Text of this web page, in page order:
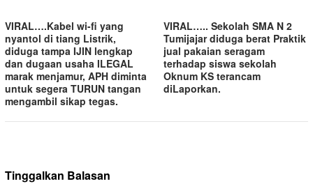
VIRAL….Kabel wi-fi yang
nyantol di tiang Listrik,
diduga tampa IJIN lengkap
dan dugaan usaha ILEGAL
marak menjamur, APH diminta
untuk segera TURUN tangan
mengambil sikap tegas.
VIRAL….. Sekolah SMA N 2
Tumijajar diduga berat Praktik
jual pakaian seragam
terhadap siswa sekolah
Oknum KS terancam
diLaporkan.
Tinggalkan Balasan